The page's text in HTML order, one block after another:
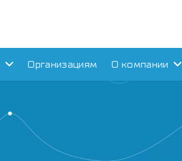
Организациям О компании